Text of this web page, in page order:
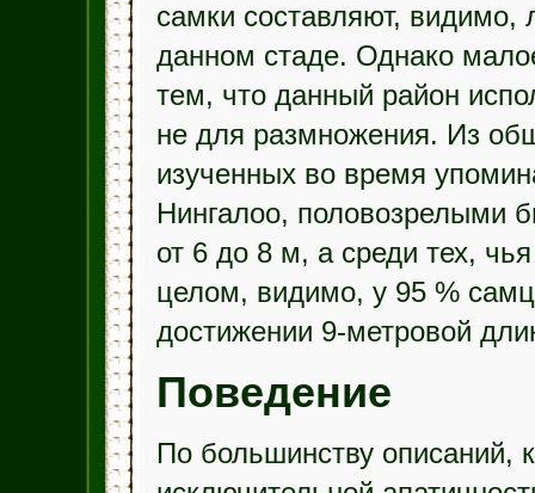
самки составляют, видимо,
данном стаде. Однако
тем, что данный район
не для размножения. Из
изученных во время
Нингалоо, половозрелыми
от 6 до 8 м, а среди тех,
целом, видимо, у 95 %
достижении 9-метровой
Поведение
По большинству описаний,